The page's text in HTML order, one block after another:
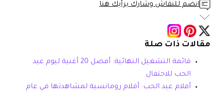
انضم للنقاش وشارك برأيك هنا
مقالات ذات صلة
قائمة التشغيل النهائية: أفضل 20 أغنية ليوم عيد
الحب للاحتفال
أفلام عيد الحب: أفلام رومانسية لمشاهدتها في عام